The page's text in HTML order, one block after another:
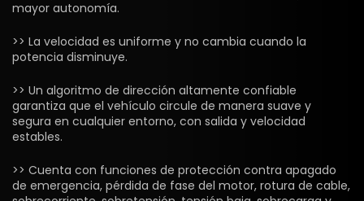
mayor autonomía.
>> La velocidad es uniforme y no cambia cuando la
potencia disminuye.
>> Un algoritmo de dirección altamente confiable
garantiza que el vehículo circule de manera suave y
segura en cualquier entorno, con salida y velocidad
estables.
>> Cuenta con funciones de protección contra apagado
de emergencia, pérdida de fase del motor, rotura de cable,